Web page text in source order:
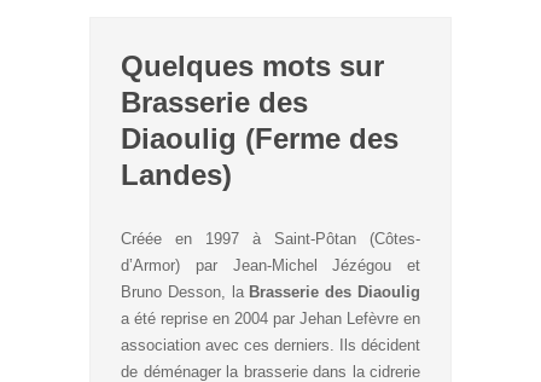
Quelques mots sur
Brasserie des
Diaoulig (Ferme des
Landes)
Créée en 1997 à Saint-Pôtan (Côtes-
d’Armor) par Jean-Michel Jézégou et
Bruno Desson, la Brasserie des Diaoulig
a été reprise en 2004 par Jehan Lefèvre en
association avec ces derniers. Ils décident
de déménager la brasserie dans la cidrerie